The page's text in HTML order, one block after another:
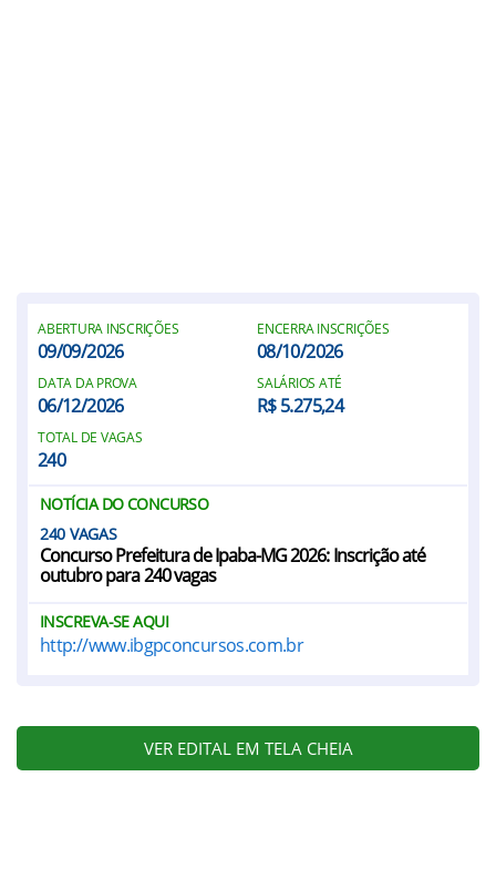
ABERTURA INSCRIÇÕES
09/09/2026
ENCERRA INSCRIÇÕES
08/10/2026
DATA DA PROVA
06/12/2026
SALÁRIOS ATÉ
R$ 5.275,24
TOTAL DE VAGAS
240
NOTÍCIA DO CONCURSO
240
Concurso Prefeitura de Ipaba-MG 2026: Inscrição até
outubro para 240 vagas
INSCREVA-SE AQUI
http://www.ibgpconcursos.com.br
VER EDITAL EM TELA CHEIA